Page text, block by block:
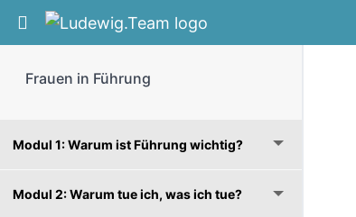
Return to course: Frauen in Führung
Frauen in Führung
Modul 1: Warum ist Führung wichtig?
Modul 2: Warum tue ich, was ich tue?